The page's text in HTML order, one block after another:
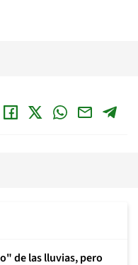
de las lluvias, pero